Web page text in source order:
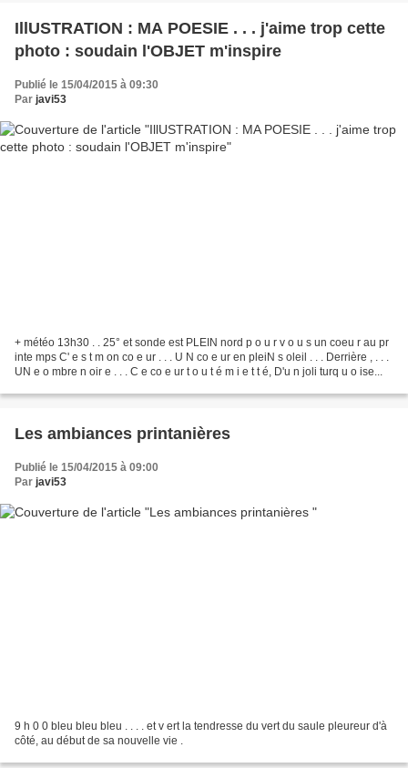
IllUSTRATION : MA POESIE . . . j'aime trop cette
photo : soudain l'OBJET m'inspire
Publié le 15/04/2015 à 09:30
Par javi53
+ météo 13h30 . . 25° et sonde est PLEIN nord p o u r v o u s un coeu r au pr
inte mps C' e s t m on co e ur . . . U N co e ur en pleiN s oleil . . . Derrière , . . .
UN e o mbre n oir e . . . C e co e ur t o u t é m i e t t é, D'u n joli turq u o ise...
Les ambiances printanières
Publié le 15/04/2015 à 09:00
Par javi53
9 h 0 0 bleu bleu bleu . . . . et v ert la tendresse du vert du saule pleureur d'à
côté, au début de sa nouvelle vie .